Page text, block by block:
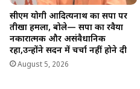
सीएम योगी आदित्यनाथ का सपा पर
तीखा हमला, बोले— सपा का रवैया
नकारात्मक और असंवैधानिक
रहा,उन्होंने सदन में चर्चा नहीं होने दी
August 5, 2026